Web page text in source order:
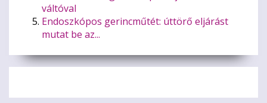
váltóval
Endoszkópos gerincműtét: úttörő eljárást
mutat be az...